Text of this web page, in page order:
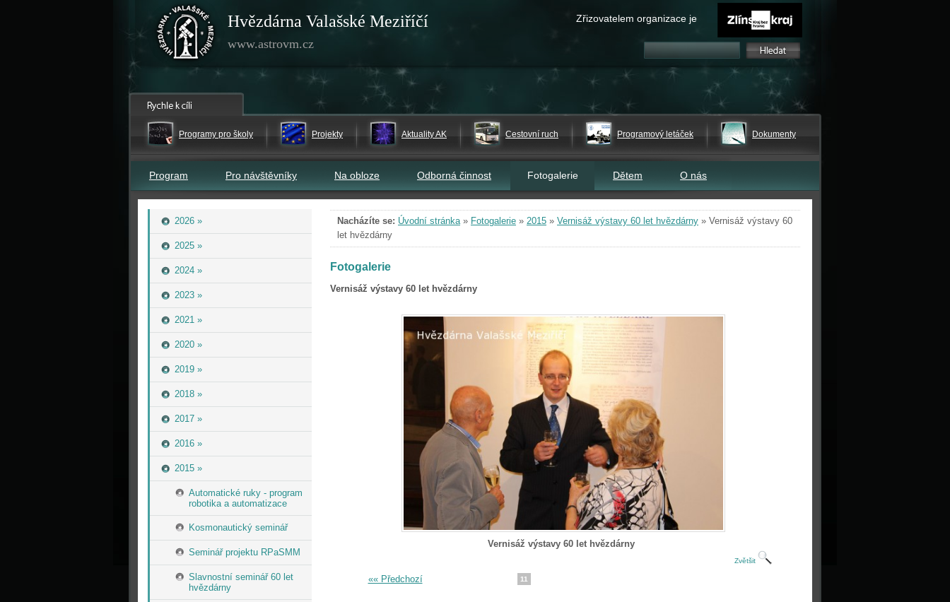
Hvězdárna Valašské Meziříčí
www.astrovm.cz
Zřizovatelem organizace je
Programy pro školy Projekty Aktuality AK Cestovní ruch Programový letáček Dokumenty
Program Pro návštěvníky Na obloze Odborná činnost Fotogalerie Dětem O nás
2026 »
2025 »
2024 »
2023 »
2021 »
2020 »
2019 »
2018 »
2017 »
2016 »
2015 »
Automatické ruky - program
robotika a automatizace
Kosmonautický seminář
Seminář projektu RPaSMM
Slavnostní seminář 60 let
hvězdárny
Nacházíte se: Úvodní stránka» Fotogalerie » 2015 » Vernisáž výstavy 60 let hvězdárny » Vernisáž výstavy 60
let hvězdárny
Fotogalerie
Vernisáž výstavy 60 let hvězdárny
Vernisáž výstavy 60 let hvězdárny
Zvětšit
«« Předchozí 11